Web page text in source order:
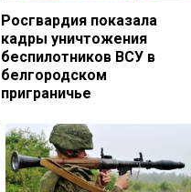
Росгвардия показала
кадры уничтожения
беспилотников ВСУ в
белгородском
приграничье